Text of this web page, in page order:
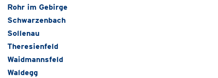
Rohr im Gebirge
Schwarzenbach
Sollenau
Theresienfeld
Waidmannsfeld
Waldegg